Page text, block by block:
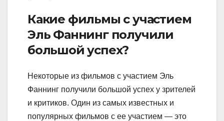
Какие фильмы с участием
Эль Фаннинг получили
большой успех?
Некоторые из фильмов с участием Эль
Фаннинг получили большой успех у зрителей
и критиков. Один из самых известных и
популярных фильмов с ее участием — это